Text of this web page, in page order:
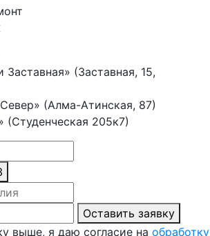
Заставная» (Заставная, 15,
(Алма-Атинская, 87)
(Студенческая 205к7)
Оставить заявку
выше, я даю согласие на обработку